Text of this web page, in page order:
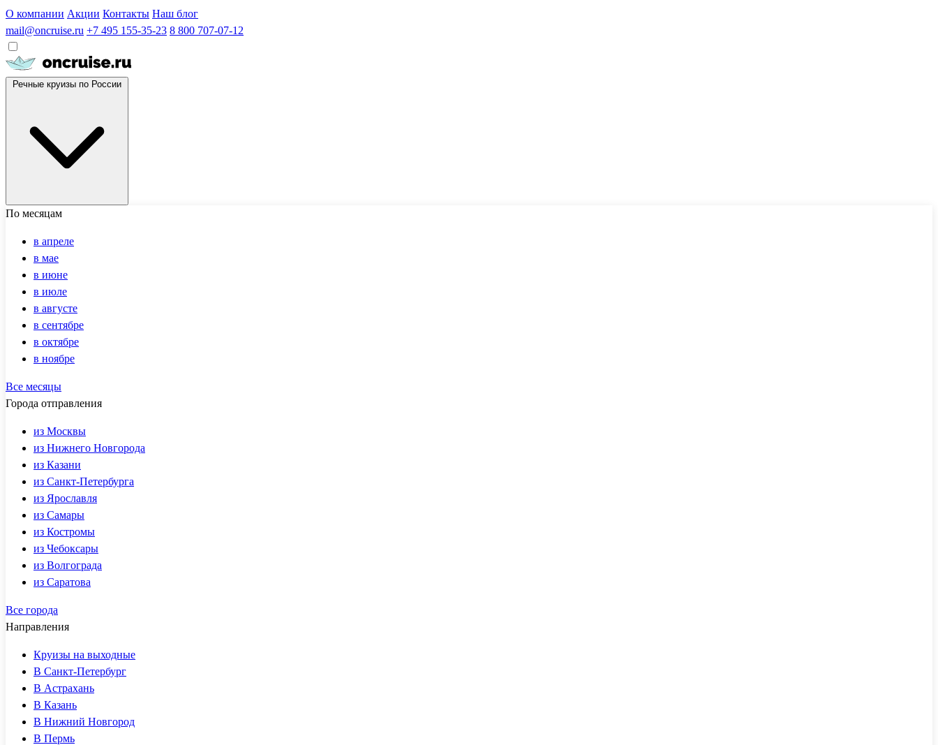
О компании Акции Контакты Наш блог
mail@oncruise.ru +7 495 155-35-23 8 800 707-07-12
По месяцам
в апреле
в мае
в июне
в июле
в августе
в сентябре
в октябре
в ноябре
Все месяцы
Города отправления
из Москвы
из Нижнего Новгорода
из Казани
из Санкт-Петербурга
из Ярославля
из Самары
из Костромы
из Чебоксары
из Волгограда
из Саратова
Все города
Направления
Круизы на выходные
В Санкт-Петербург
В Астрахань
В Казань
В Нижний Новгород
В Пермь